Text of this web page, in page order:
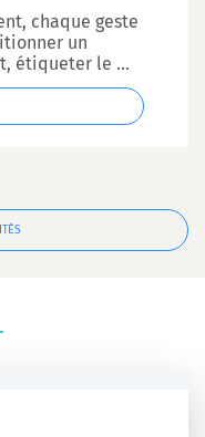
chaque geste
un
étiqueter le ...